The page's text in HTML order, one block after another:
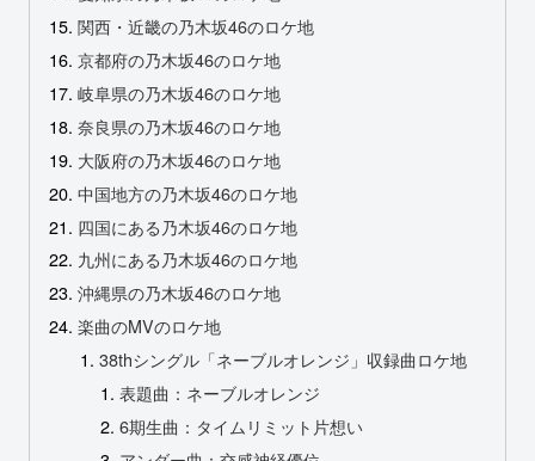
関西・近畿の乃木坂46のロケ地
京都府の乃木坂46のロケ地
岐阜県の乃木坂46のロケ地
奈良県の乃木坂46のロケ地
大阪府の乃木坂46のロケ地
中国地方の乃木坂46のロケ地
四国にある乃木坂46のロケ地
九州にある乃木坂46のロケ地
沖縄県の乃木坂46のロケ地
楽曲のMVのロケ地
38thシングル「ネーブルオレンジ」収録曲ロケ地
表題曲：ネーブルオレンジ
6期生曲：タイムリミット片想い